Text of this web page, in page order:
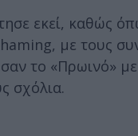
εκεί, καθώς
με τους
το «Πρωινό»
σχόλια.